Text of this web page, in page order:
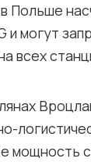
Польше
могут
мощность